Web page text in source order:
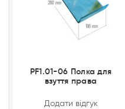
PF1.01-06 Полка для
взуття права
Додати відгук